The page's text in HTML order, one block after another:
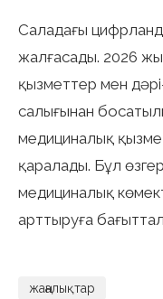
Саладағы
жалғасады. 2026
қызметтер мен
салығынан
медициналық
қаралады. Бұл
медициналық
арттыруға
жаңалықтар